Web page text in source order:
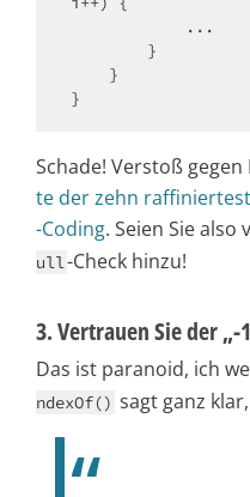
Schade! Verstoß
te der zehn
-Coding. Seien Sie
ull-Check hinzu!
3. Vertrauen Sie der „-
Das ist paranoid, ich
ndexOf() sagt ganz